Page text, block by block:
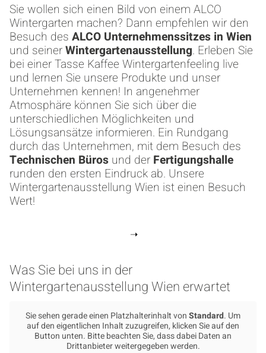
Sie wollen sich einen Bild von einem ALCO
Wintergarten machen? Dann empfehlen wir den
Besuch des ALCO Unternehmenssitzes in Wien
und seinerWintergartenausstellung. Erleben Sie
bei einer Tasse Kaffee Wintergartenfeeling live
und lernen Sie unsere Produkte und unser
Unternehmen kennen! In angenehmer
Atmosphäre können Sie sich über die
unterschiedlichen Möglichkeiten und
Lösungsansätze informieren. Ein Rundgang
durch das Unternehmen, mit dem Besuch des
Technischen Büros und der Fertigungshalle
runden den ersten Eindruck ab. Unsere
Wintergartenausstellung Wien ist einen Besuch
Wert!
Was Sie bei uns in der
Wintergartenausstellung Wien erwartet
Sie sehen gerade einen Platzhalterinhalt vonStandard. Um
auf den eigentlichen Inhalt zuzugreifen, klicken Sie auf den
Button unten. Bitte beachten Sie, dass dabei Daten an
Drittanbieter weitergegeben werden.